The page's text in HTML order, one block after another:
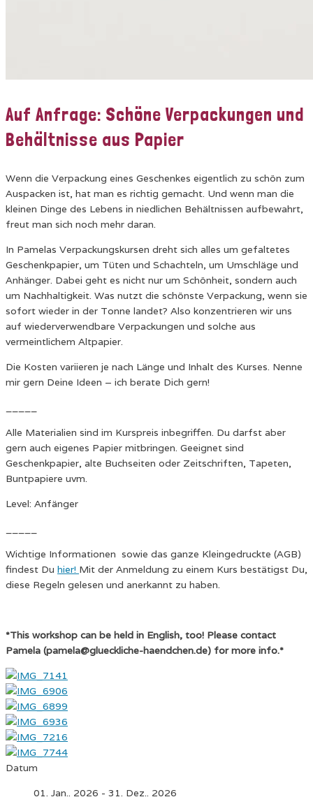
Auf Anfrage: Schöne Verpackungen und
Behältnisse aus Papier
Wenn die Verpackung eines Geschenkes eigentlich zu schön zum
Auspacken ist, hat man es richtig gemacht. Und wenn man die
kleinen Dinge des Lebens in niedlichen Behältnissen aufbewahrt,
freut man sich noch mehr daran.
In Pamelas Verpackungskursen dreht sich alles um gefaltetes
Geschenkpapier, um Tüten und Schachteln, um Umschläge und
Anhänger. Dabei geht es nicht nur um Schönheit, sondern auch
um Nachhaltigkeit. Was nutzt die schönste Verpackung, wenn sie
sofort wieder in der Tonne landet? Also konzentrieren wir uns
auf wiederverwendbare Verpackungen und solche aus
vermeintlichem Altpapier.
Die Kosten variieren je nach Länge und Inhalt des Kurses. Nenne
mir gern Deine Ideen – ich berate Dich gern!
Alle Materialien sind im Kurspreis inbegriffen. Du darfst aber
gern auch eigenes Papier mitbringen. Geeignet sind
Geschenkpapier, alte Buchseiten oder Zeitschriften, Tapeten,
Buntpapiere uvm.
Level: Anfänger
Wichtige Informationen sowie das ganze Kleingedruckte (AGB)
findest Du hier! Mit der Anmeldung zu einem Kurs bestätigst Du,
diese Regeln gelesen und anerkannt zu haben.
*This workshop can be held in English, too! Please contact
Pamela (pamela@glueckliche-haendchen.de) for more info.*
Datum
01. Jan.. 2026 - 31. Dez.. 2026